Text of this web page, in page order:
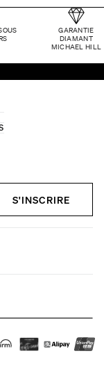
GARANTIE
DIAMANT
MICHAEL HILL
S'INSCRIRE